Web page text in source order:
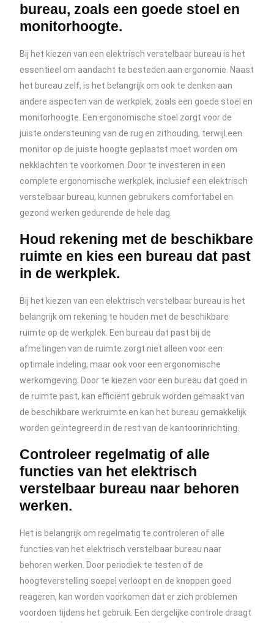
bureau, zoals een goede stoel en
monitorhoogte.
Bij het kiezen van een elektrisch verstelbaar bureau is het
essentieel om aandacht te besteden aan ergonomie. Naast
het bureau zelf, is het belangrijk om ook te denken aan
andere aspecten van de werkplek, zoals een goede stoel en
monitorhoogte. Een ergonomische stoel zorgt voor de
juiste ondersteuning van de rug en zithouding, terwijl een
monitor op de juiste hoogte geplaatst moet worden om
nekklachten te voorkomen. Door te investeren in een
complete ergonomische werkplek, inclusief een elektrisch
verstelbaar bureau, kunnen gebruikers comfortabel en
gezond werken gedurende de hele dag.
Houd rekening met de beschikbare
ruimte en kies een bureau dat past
in de werkplek.
Bij het kiezen van een elektrisch verstelbaar bureau is het
belangrijk om rekening te houden met de beschikbare
ruimte op de werkplek. Een bureau dat past bij de
afmetingen van de ruimte zorgt niet alleen voor een
optimale indeling, maar ook voor een ergonomische
werkomgeving. Door te kiezen voor een bureau dat goed in
de ruimte past, kan efficiënt gebruik worden gemaakt van
de beschikbare werkruimte en kan het bureau gemakkelijk
worden geïntegreerd in de rest van de kantoorinrichting.
Controleer regelmatig of alle
functies van het elektrisch
verstelbaar bureau naar behoren
werken.
Het is belangrijk om regelmatig te controleren of alle
functies van het elektrisch verstelbaar bureau naar
behoren werken. Door periodiek te testen of de
hoogteverstelling soepel verloopt en de knoppen goed
reageren, kan worden voorkomen dat er zich problemen
voordoen tijdens het gebruik. Een dergelijke controle draagt